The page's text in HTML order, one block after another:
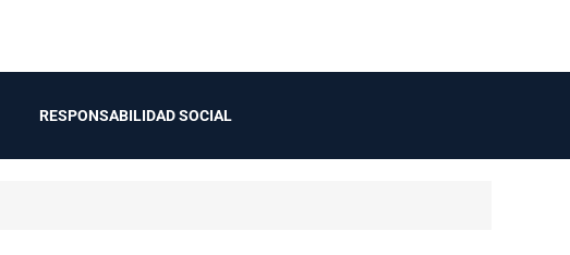
RESPONSABILIDAD SOCIAL